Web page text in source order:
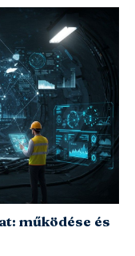
működése és